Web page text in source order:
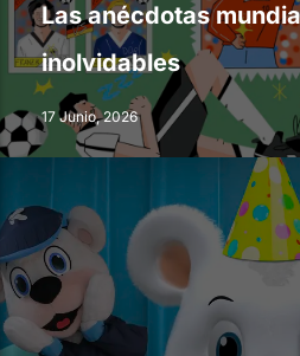
Las anécdotas
inolvidables
17 Junio, 2026